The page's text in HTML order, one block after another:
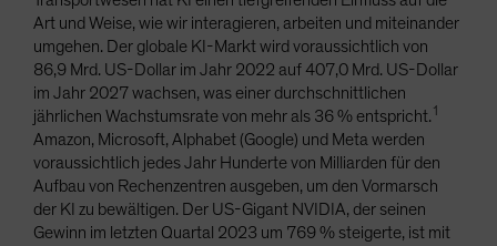
Art und Weise, wie wir interagieren, arbeiten und miteinander
umgehen. Der globale KI-Markt wird voraussichtlich von
86,9 Mrd. US-Dollar im Jahr 2022 auf 407,0 Mrd. US-Dollar
im Jahr 2027 wachsen, was einer durchschnittlichen
jährlichen Wachstumsrate von mehr als 36 % entspricht. 1
Amazon, Microsoft, Alphabet (Google) und Meta werden
voraussichtlich jedes Jahr Hunderte von Milliarden für den
Aufbau von Rechenzentren ausgeben, um den Vormarsch
der KI zu bewältigen. Der US-Gigant NVIDIA, der seinen
Gewinn im letzten Quartal 2023 um 769 % steigerte, ist mit